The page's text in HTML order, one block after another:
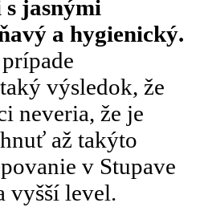
jasnými
a hygienický.
výsledok, že
neveria, že je
až takýto
v Stupave
vyšší level.